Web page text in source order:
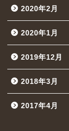
2020年2月
2020年1月
2019年12月
2018年3月
2017年4月